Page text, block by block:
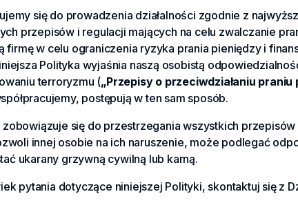
się do prowadzenia działalności zgodnie z
przepisów i regulacji mających na celu zwalczanie
firmę w celu ograniczenia ryzyka prania pieniędzy i
Polityka wyjaśnia naszą osobistą
terroryzmu („Przepisy o przeciwdziałaniu praniu
postępują w ten sam sposób.
zobowiązuje się do przestrzegania wszystkich
innej osobie na ich naruszenie, może podlegać
ukarany grzywną cywilną lub karną.
pytania dotyczące niniejszej Polityki, skontaktuj się z